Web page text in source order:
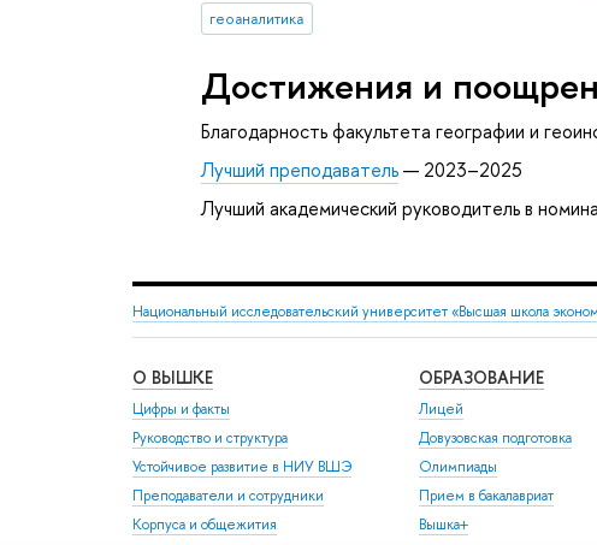
геоаналитика
Достижения и
Благодарность факультета географии и
Лучший преподаватель— 2023–2025
Лучший академический руководитель в
Национальный исследовательский университет «Высшая школа
О ВЫШКЕ
Цифры и факты
Руководство и структура
Устойчивое развитие в НИУ ВШЭ
Преподаватели и сотрудники
Корпуса и общежития
ОБРАЗОВАНИЕ
Лицей
Довузовская подготовка
Олимпиады
Прием в бакалавриат
Вышка+